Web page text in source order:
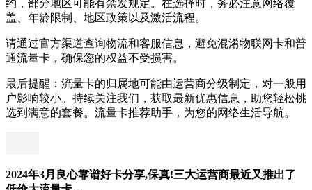
约，部分地区可能有禁发规定。在选择时，务必注意网络覆
盖、年龄限制、地区政策以及激活流程。
请通过官方渠道查询物流和客服信息，避免混淆物联网卡和普
通流量卡，确保您的权益不受损害。
最后提醒：流量卡的归属地可能由运营商分级制定，对一般用
户影响较小。持续关注我们，获取最新优惠信息，助您轻松挑
选到满意的套餐。流量卡推荐助手，为您的网络生活导航。
2024年3月良心靠谱好卡分享,保真!三大运营商最近又推出了